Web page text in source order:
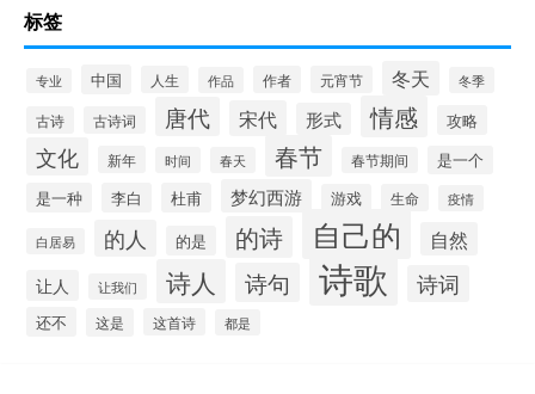
标签
专业 中国 人生 作品 作者 元宵节 冬天 冬季
古诗 古诗词 唐代 宋代 形式 情感 攻略
文化 新年 时间 春天 春节 春节期间 是一个
是一种 李白 杜甫 梦幻西游 游戏 生命 疫情
白居易 的人 的是 的诗 自己的 自然
让人 让我们 诗人 诗句 诗歌 诗词
还不 这是 这首诗 都是